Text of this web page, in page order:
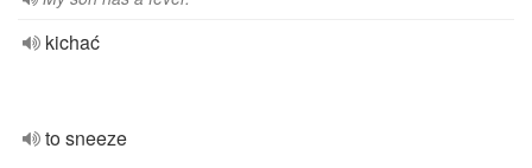
kichać
to sneeze